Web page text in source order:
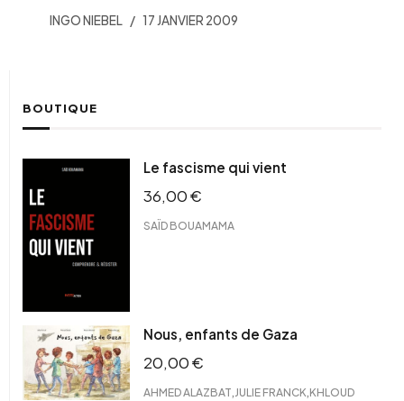
INGO NIEBEL 17 JANVIER 2009
BOUTIQUE
Le fascisme qui vient
36,00€
SAÏD BOUAMAMA
Nous, enfants de Gaza
20,00€
AHMED ALAZBAT JULIE FRANCK KHLOUD